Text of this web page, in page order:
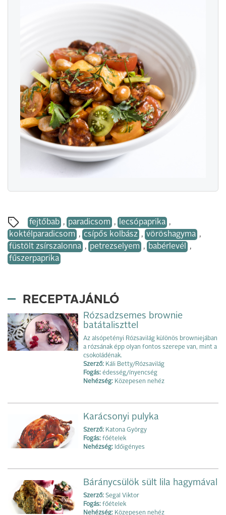
fejtőbab , paradicsom , lecsópaprika ,
koktélparadicsom , csípős kolbász , vöröshagyma ,
füstölt zsírszalonna , petrezselyem , babérlevél
,
fűszerpaprika
RECEPTAJÁNLÓ
Rózsadzsemes brownie
batátaliszttel
Az alsópetényi Rózsavilág különös browniejában
a rózsának épp olyan fontos szerepe van, mint a
csokoládénak.
Szerző: Káli Betty/Rózsavilág
Fogás: édesség/ínyencség
Nehézség: Közepesen nehéz
Karácsonyi pulyka
Szerző: Katona György
Fogás: főételek
Nehézség: Időigényes
Báránycsülök sült lila hagymával
Szerző: Segal Viktor
Fogás: főételek
Nehézség: Közepesen nehéz